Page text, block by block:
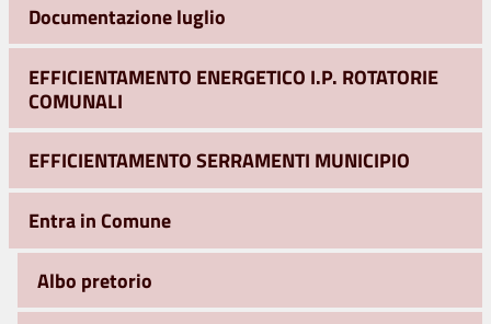
Documentazione luglio
EFFICIENTAMENTO ENERGETICO I.P. ROTATORIE
COMUNALI
EFFICIENTAMENTO SERRAMENTI MUNICIPIO
Entra in Comune
Albo pretorio